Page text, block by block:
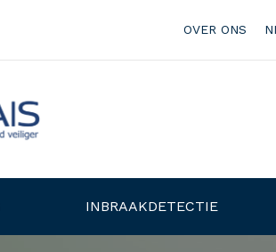
OVER ONS
INBRAAKDETECTIE